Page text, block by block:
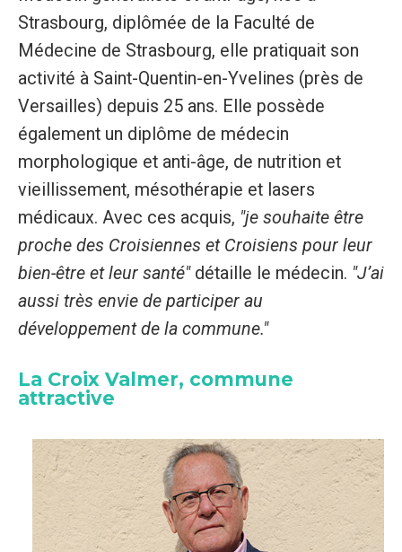
Strasbourg, diplômée de la Faculté de
Médecine de Strasbourg, elle pratiquait son
activité à Saint-Quentin-en-Yvelines (près de
Versailles) depuis 25 ans. Elle possède
également un diplôme de médecin
morphologique et anti-âge, de nutrition et
vieillissement, mésothérapie et lasers
médicaux. Avec ces acquis, "je souhaite être
proche des Croisiennes et Croisiens pour leur
bien-être et leur santé"détaille le médecin. "J’ai
aussi très envie de participer au
développement de la commune."
La Croix Valmer, commune
attractive